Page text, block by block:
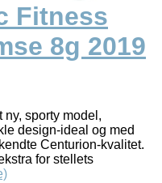
Fitness
8g 2019
sporty model,
design-ideal og med
Centurion-kvalitet.
for stellets